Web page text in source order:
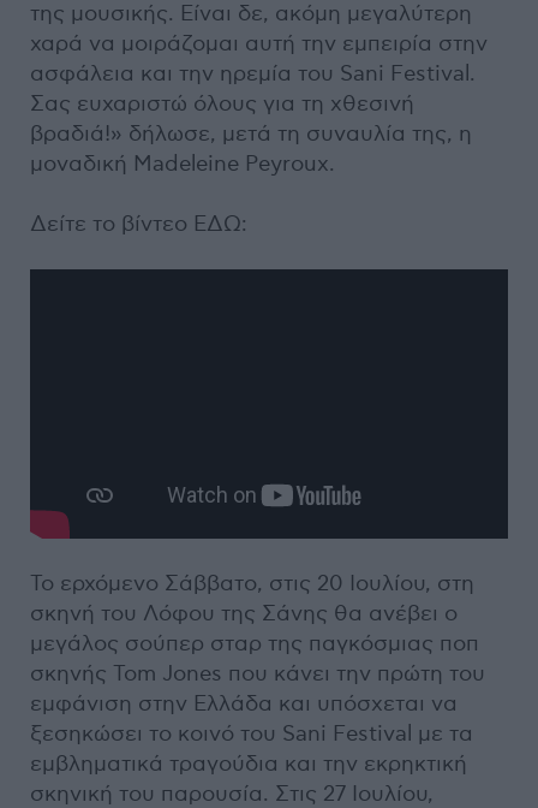
της μουσικής. Είναι δε, ακόμη μεγαλύτερη
χαρά να μοιράζομαι αυτή την εμπειρία στην
ασφάλεια και την ηρεμία του Sani Festival.
Σας ευχαριστώ όλους για τη χθεσινή
βραδιά!» δήλωσε, μετά τη συναυλία της, η
μοναδική Madeleine Peyroux.
Δείτε το βίντεο ΕΔΩ:
Το ερχόμενο Σάββατο, στις 20 Ιουλίου, στη
σκηνή του Λόφου της Σάνης θα ανέβει ο
μεγάλος σούπερ σταρ της παγκόσμιας ποπ
σκηνής Tom Jones που κάνει την πρώτη του
εμφάνιση στην Ελλάδα και υπόσχεται να
ξεσηκώσει το κοινό του Sani Festival με τα
εμβληματικά τραγούδια και την εκρηκτική
σκηνική του παρουσία. Στις 27 Ιουλίου,